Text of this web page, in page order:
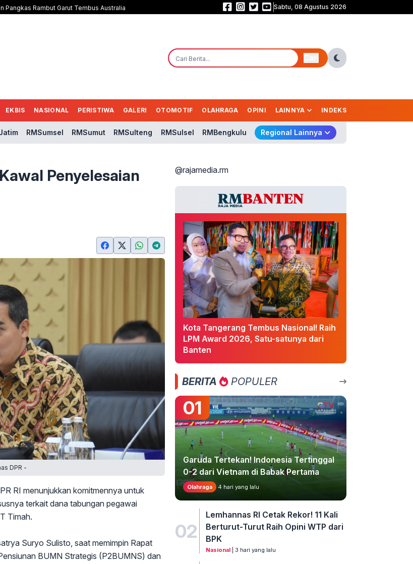
Pangkas Rambut Garut Tembus Australia Prabowo Belum Kirim Surpres Gubernur BI, Nama Pengganti Perry Masih
Sabtu, 08 Agustus 2026
EKBIS NASIONAL PERISTIWA GALERI OTOMOTIF OLAHRAGA OPINI LAINNYA INDEKS
RMSumsel RMSumut RMSulteng RMSulsel RMBengkulu Regional Lainnya
Penyelesaian
DPR -
RI menunjukkan komitmennya untuk
terkait dana tabungan pegawai
Timah.
Suryo Sulisto, saat memimpin Rapat
BUMN Strategis (P2BUMNS) dan
@rajamedia.rm
Kota Tangerang Tembus Nasional! Raih
LPM Award 2026, Satu-satunya dari
Banten
BERITA POPULER
01
Garuda Tertekan! Indonesia Tertinggal
0-2 dari Vietnam di Babak Pertama
Olahraga 4 hari yang lalu
02
Lemhannas RI Cetak Rekor! 11 Kali
Berturut-Turut Raih Opini WTP dari
BPK
Nasional| 3 hari yang lalu